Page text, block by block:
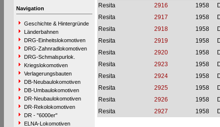
Navigation
Geschichte & Hintergründe
Länderbahnen
DRG-Einheitslokomotiven
DRG-Zahnradlokomotiven
DRG-Schmalspurlok.
Kriegslokomotiven
Verlagerungsbauten
DB-Neubaulokomotiven
DB-Umbaulokomotiven
DR-Neubaulokomotiven
DR-Rekolokomotiven
DR - "6000er"
ELNA-Lokomotiven
Resita 2916 1958
Resita
2917 1958
Resita
2918 1958
Resita
2919 1958
Resita
2920 1958
Resita
2923 1958
Resita
2924 1958
Resita
2925 1958
Resita
2926 1958
Resita
2927 1958